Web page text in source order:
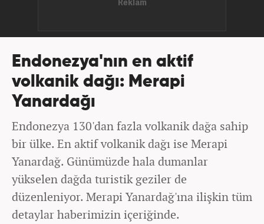
Endonezya'nın en aktif
volkanik dağı: Merapi
Yanardağı
Endonezya 130'dan fazla volkanik dağa sahip
bir ülke. En aktif volkanik dağı ise Merapi
Yanardağ. Günümüzde hala dumanlar
yükselen dağda turistik geziler de
düzenleniyor. Merapi Yanardağ'ına ilişkin tüm
detaylar haberimizin içeriğinde.